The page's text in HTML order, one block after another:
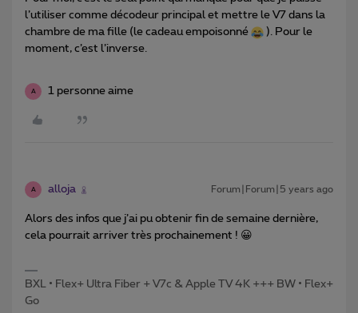
l’utiliser comme décodeur principal et mettre le V7 dans la
chambre de ma fille (le cadeau empoisonné
). Pour le
moment, c’est l’inverse.
A 1 personne aime
A alloja Forum|Forum|5 years ago
Alors des infos que j’ai pu obtenir fin de semaine dernière,
cela pourrait arriver très prochainement ! 😀
BXL • Flex+ Ultra Fiber + V7c & Apple TV 4K +++ BW • Flex+
Go